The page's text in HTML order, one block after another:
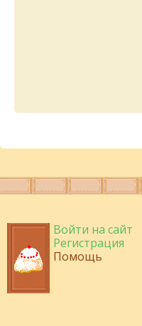
Войти на сайт
Регистрация
Помощь